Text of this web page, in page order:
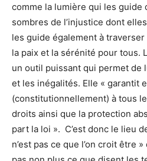
comme la lumière qui les guide
sombres de l’injustice dont
les guide également à
la paix et la sérénité pour tous.
un outil puissant qui permet de
et les inégalités. Elle « garantit
(constitutionnellement) à tous
droits ainsi que la protection
part la loi ». C’est donc le lieu
n’est pas ce que l’on croit être